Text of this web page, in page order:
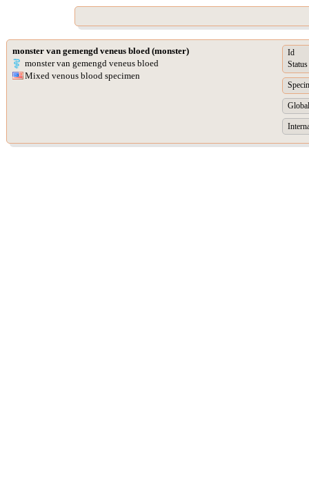
monster van gemengd veneus bloed (monster)
monster van gemengd veneus bloed
Mixed venous blood specimen
Id
Status